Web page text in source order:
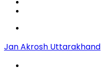
Jan Akrosh Uttarakhand